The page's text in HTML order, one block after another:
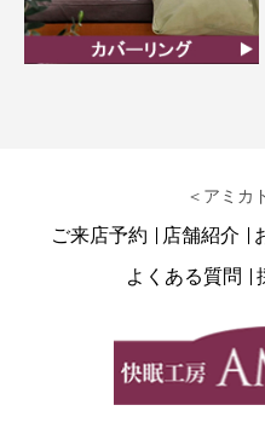
＜アミカ
ご来店予約 店舗紹介
よくある質問